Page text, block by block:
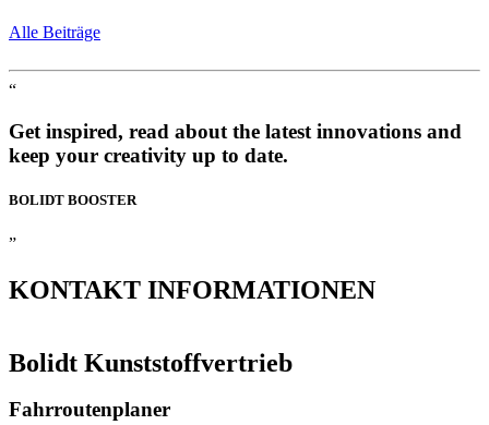
Alle Beiträge
“
Get inspired, read about the latest innovations and
keep your creativity up to date.
BOLIDT BOOSTER
”
KONTAKT INFORMATIONEN
Bolidt Kunststoffvertrieb
Fahrroutenplaner